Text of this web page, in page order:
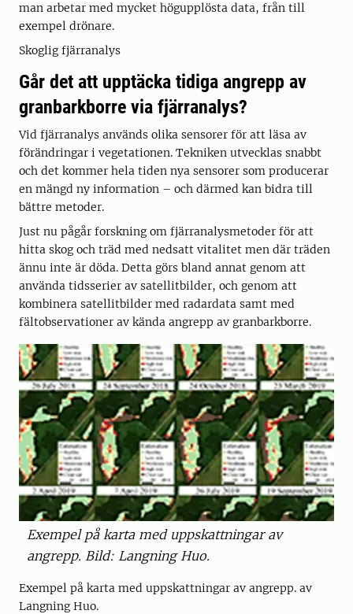
man arbetar med mycket högupplösta data, från till
exempel drönare.
Skoglig fjärranalys
Går det att upptäcka tidiga angrepp av
granbarkborre via fjärranalys?
Vid fjärranalys används olika sensorer för att läsa av
förändringar i vegetationen. Tekniken utvecklas snabbt
och det kommer hela tiden nya sensorer som producerar
en mängd ny information – och därmed kan bidra till
bättre metoder.
Just nu pågår forskning om fjärranalysmetoder för att
hitta skog och träd med nedsatt vitalitet men där träden
ännu inte är döda. Detta görs bland annat genom att
använda tidsserier av satellitbilder, och genom att
kombinera satellitbilder med radardata samt med
fältobservationer av kända angrepp av granbarkborre.
Exempel på karta med uppskattningar av
angrepp. Bild: Langning Huo.
Exempel på karta med uppskattningar av angrepp. av
Langning Huo.